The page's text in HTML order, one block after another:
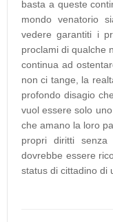
basta a queste
mondo venatorio
vedere garantiti i
proclami di qualche
continua ad
non ci tange, la
profondo disagio
vuol essere solo
che amano la loro
propri diritti
dovrebbe essere
status di cittadino di